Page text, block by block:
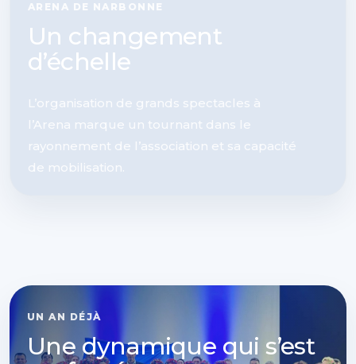
ARENA DE NARBONNE
Un changement
d’échelle
L’organisation de grands spectacles à
l’Arena marque un tournant dans le
rayonnement de l’association et sa capacité
de mobilisation.
UN AN DÉJÀ
Une dynamique qui s’est